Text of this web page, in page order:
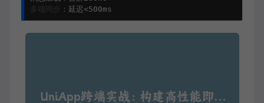
多端同步 ：延迟<500ms